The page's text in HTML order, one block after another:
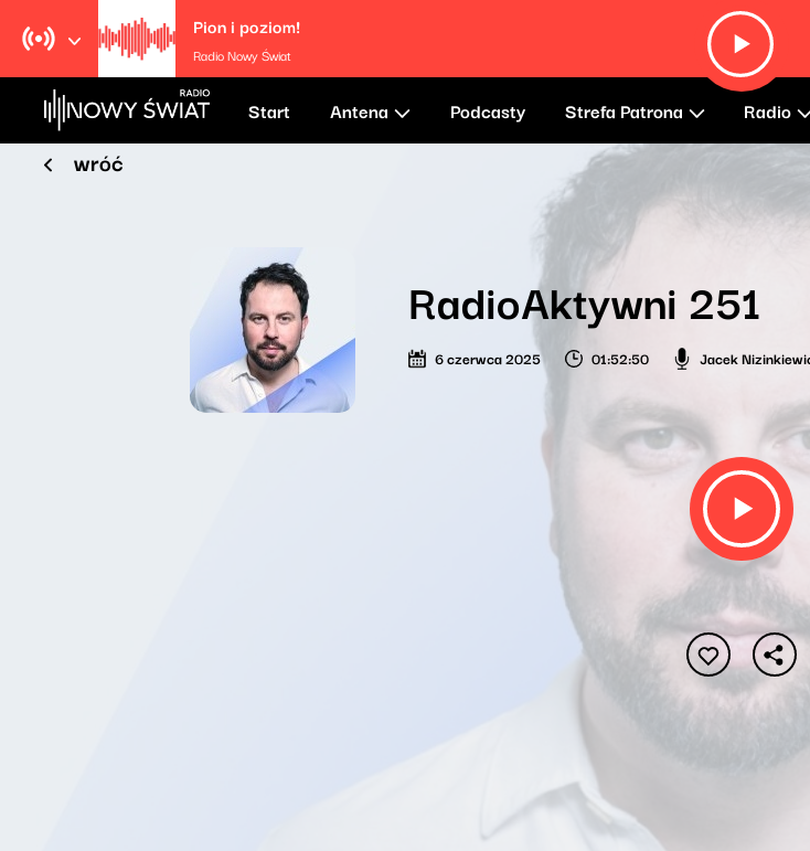
Pion i poziom!
Radio Nowy Świat
Start Antena Podcasty Strefa Patrona Radio
wróć
RadioAktywni 251
6 czerwca 2025 01:52:50 Jacek